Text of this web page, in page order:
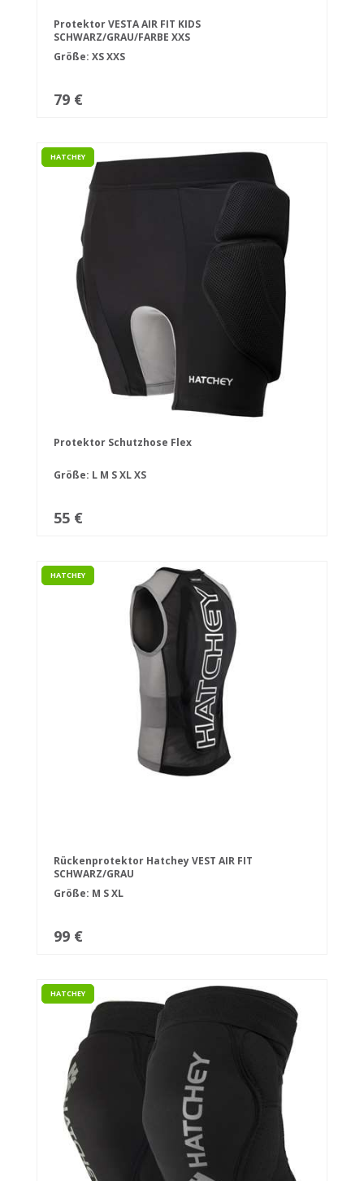
Protektor VESTA AIR FIT KIDS
SCHWARZ/GRAU/FARBE XXS
Größe: XSXXS
79 €
HATCHEY
Protektor Schutzhose Flex
Größe: L M SXLXS
55 €
HATCHEY
Rückenprotektor Hatchey VEST AIR FIT
SCHWARZ/GRAU
Größe: M SXL
99 €
HATCHEY